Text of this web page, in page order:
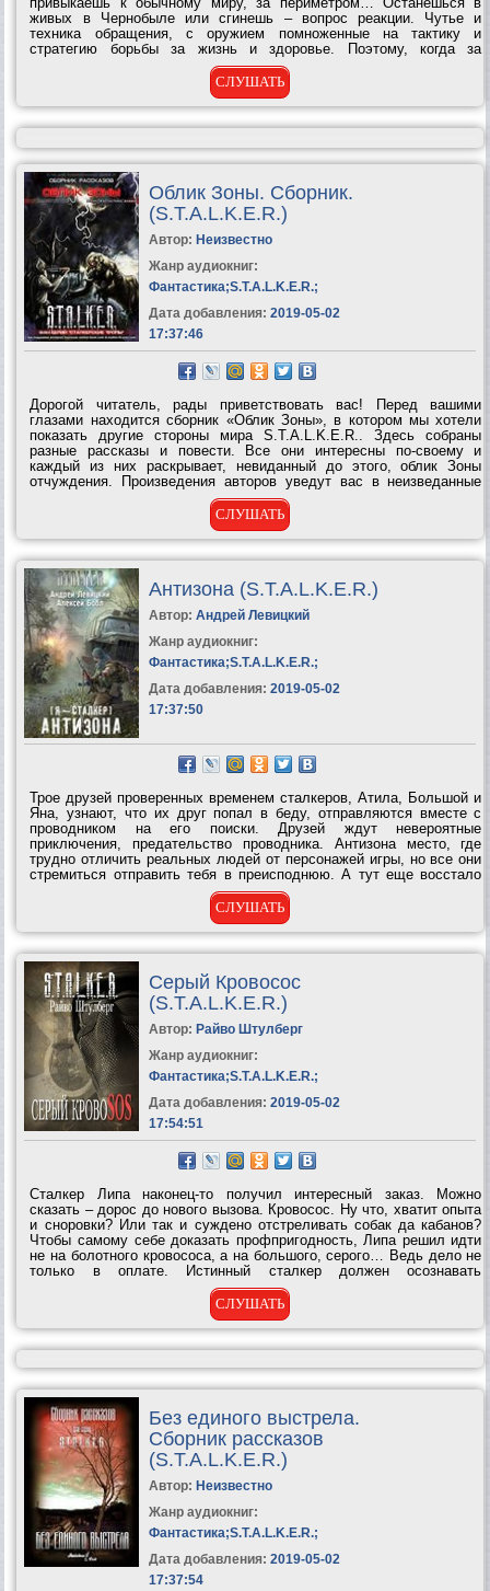
живых в Чернобыле или сгинешь – вопрос реакции. Чутье и
техника обращения, с оружием помноженные на тактику и
стратегию борьбы за жизнь и здоровье. Поэтому, когда за
пределами Зоны Костя повстречал контроллера, решение нужно
было принять здесь и сейчас. Жизнь...
СЛУШАТЬ
Облик Зоны. Сборник.
(S.T.A.L.K.E.R.)
Автор: Неизвестно
Жанр аудиокниг:
Фантастика;S.T.A.L.K.E.R.;
Дата добавления: 2019-05-02
17:37:46
Дорогой читатель, рады приветствовать вас! Перед вашими
глазами находится сборник «Облик Зоны», в котором мы хотели
показать другие стороны мира S.T.A.L.K.E.R.. Здесь собраны
разные рассказы и повести. Все они интересны по-своему и
каждый из них раскрывает, невиданный до этого, облик Зоны
отчуждения. Произведения авторов уведут вас в неизведанные
уголки этого чарующего и смертельно опасного мира. Здесь и
история про редкую аномалию, что...
СЛУШАТЬ
Антизона (S.T.A.L.K.E.R.)
Автор: Андрей Левицкий
Жанр аудиокниг:
Фантастика;S.T.A.L.K.E.R.;
Дата добавления: 2019-05-02
17:37:50
Трое друзей проверенных временем сталкеров, Атила, Большой и
Яна, узнают, что их друг попал в беду, отправляются вместе с
проводником на его поиски. Друзей ждут невероятные
приключения, предательство проводника. Антизона место, где
трудно отличить реальных людей от персонажей игры, но все они
стремиться отправить тебя в преисподнюю. А тут еще восстало
вселенское зло, некогда отправленное троицей в преисподнюю, и
СЛУШАТЬ
Серый Кровосос
(S.T.A.L.K.E.R.)
Автор: Райво Штулберг
Жанр аудиокниг:
Фантастика;S.T.A.L.K.E.R.;
Дата добавления: 2019-05-02
17:54:51
Сталкер Липа наконец-то получил интересный заказ. Можно
сказать – дорос до нового вызова. Кровосос. Ну что, хватит опыта
и сноровки? Или так и суждено отстреливать собак да кабанов?
Чтобы самому себе доказать профпригодность, Липа решил идти
не на болотного кровососа, а на большого, серого… Ведь дело не
только в оплате. Истинный сталкер должен осознавать
собственный квалификационный рост. Где искать серого
СЛУШАТЬ
Без единого выстрела.
Сборник рассказов
(S.T.A.L.K.E.R.)
Автор: Неизвестно
Жанр аудиокниг:
Фантастика;S.T.A.L.K.E.R.;
Дата добавления: 2019-05-02
17:37:54